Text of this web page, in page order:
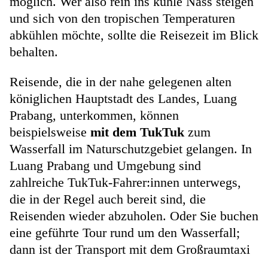
und sich von den tropischen Temperaturen
abkühlen möchte, sollte die Reisezeit im Blick
behalten.
Reisende, die in der nahe gelegenen alten
königlichen Hauptstadt des Landes, Luang
Prabang, unterkommen, können
beispielsweise mit dem TukTukzum
Wasserfall im Naturschutzgebiet gelangen. In
Luang Prabang und Umgebung sind
zahlreiche TukTuk-Fahrer:innen unterwegs,
die in der Regel auch bereit sind, die
Reisenden wieder abzuholen. Oder Sie buchen
eine geführte Tour rund um den Wasserfall;
dann ist der Transport mit dem Großraumtaxi